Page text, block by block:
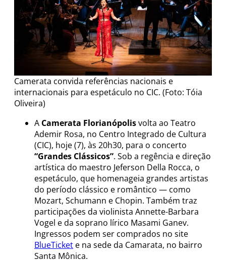
Camerata convida referências nacionais e
internacionais para espetáculo no CIC. (Foto: Tóia
Oliveira)
A Camerata Florianópolisvolta ao Teatro
Ademir Rosa, no Centro Integrado de Cultura
(CIC), hoje (7), às 20h30, para o concerto
“Grandes Clássicos”. Sob a regência e direção
artística do maestro Jeferson Della Rocca, o
espetáculo, que homenageia grandes artistas
do período clássico e romântico — como
Mozart, Schumann e Chopin. Também traz
participações da violinista Annette-Barbara
Vogel e da soprano lírico Masami Ganev.
Ingressos podem ser comprados no site
BlueTicket e na sede da Camarata, no bairro
Santa Mônica.